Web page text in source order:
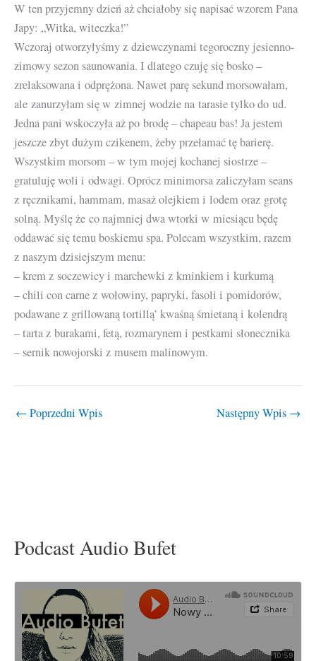
W ten przyjemny dzień aż chciałoby się napisać wzorem Pana
Japy: „Witka, witeczka!”
Wczoraj otworzyłyśmy z dziewczynami tegoroczny jesienno-
zimowy sezon saunowania. I dlatego czuję się bosko –
zrelaksowana i odprężona. Nawet parę sekund morsowałam,
ale zanurzyłam się w zimnej wodzie na tarasie tylko do ud.
Jedna pani wskoczyła aż po brodę – chapeau bas! Ja jestem
jeszcze zbyt dużym czikenem, żeby przełamać tę barierę.
Wszystkim morsom – w tym mojej kochanej siostrze –
gratuluję woli i odwagi. Oprócz minimorsa zaliczyłam seans
z ręcznikami, hammam, masaż olejkiem i lodem oraz grotę
solną. Myślę że co najmniej dwa wtorki w miesiącu będę
oddawać się temu boskiemu spa. Polecam wszystkim, razem
z naszym dzisiejszym menu:
– krem z soczewicy i marchewki z kminkiem i kurkumą
– chili con carne z wołowiny, papryki, fasoli i pomidorów,
podawane z grillowaną tortillą’ kwaśną śmietaną i kolendrą
– tarta z burakami, fetą, rozmarynem i pestkami słonecznika
– sernik nowojorski z musem malinowym.
← Poprzedni Wpis Następny Wpis →
Podcast Audio Bufet